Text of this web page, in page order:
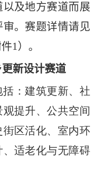
及地方赛道而展
。赛题详情请见
1）。
新设计赛道
：建筑更新、社
提升、公共空间
区活化、室内环
适老化与无障碍